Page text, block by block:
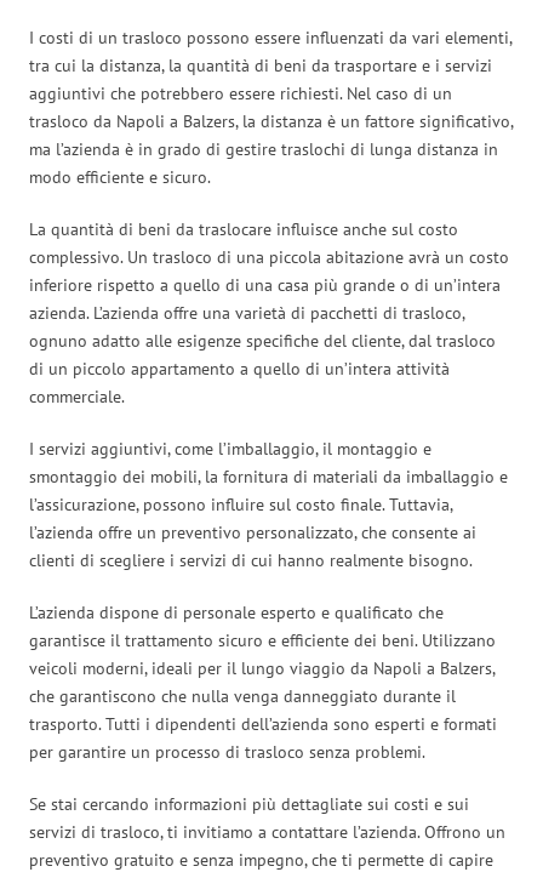
I costi di un trasloco possono essere influenzati da vari elementi,
tra cui la distanza, la quantità di beni da trasportare e i servizi
aggiuntivi che potrebbero essere richiesti. Nel caso di un
trasloco da Napoli a Balzers, la distanza è un fattore significativo,
ma l’azienda è in grado di gestire traslochi di lunga distanza in
modo efficiente e sicuro.
La quantità di beni da traslocare influisce anche sul costo
complessivo. Un trasloco di una piccola abitazione avrà un costo
inferiore rispetto a quello di una casa più grande o di un’intera
azienda. L’azienda offre una varietà di pacchetti di trasloco,
ognuno adatto alle esigenze specifiche del cliente, dal trasloco
di un piccolo appartamento a quello di un’intera attività
commerciale.
I servizi aggiuntivi, come l’imballaggio, il montaggio e
smontaggio dei mobili, la fornitura di materiali da imballaggio e
l’assicurazione, possono influire sul costo finale. Tuttavia,
l’azienda offre un preventivo personalizzato, che consente ai
clienti di scegliere i servizi di cui hanno realmente bisogno.
L’azienda dispone di personale esperto e qualificato che
garantisce il trattamento sicuro e efficiente dei beni. Utilizzano
veicoli moderni, ideali per il lungo viaggio da Napoli a Balzers,
che garantiscono che nulla venga danneggiato durante il
trasporto. Tutti i dipendenti dell’azienda sono esperti e formati
per garantire un processo di trasloco senza problemi.
Se stai cercando informazioni più dettagliate sui costi e sui
servizi di trasloco, ti invitiamo a contattare l’azienda. Offrono un
preventivo gratuito e senza impegno, che ti permette di capire